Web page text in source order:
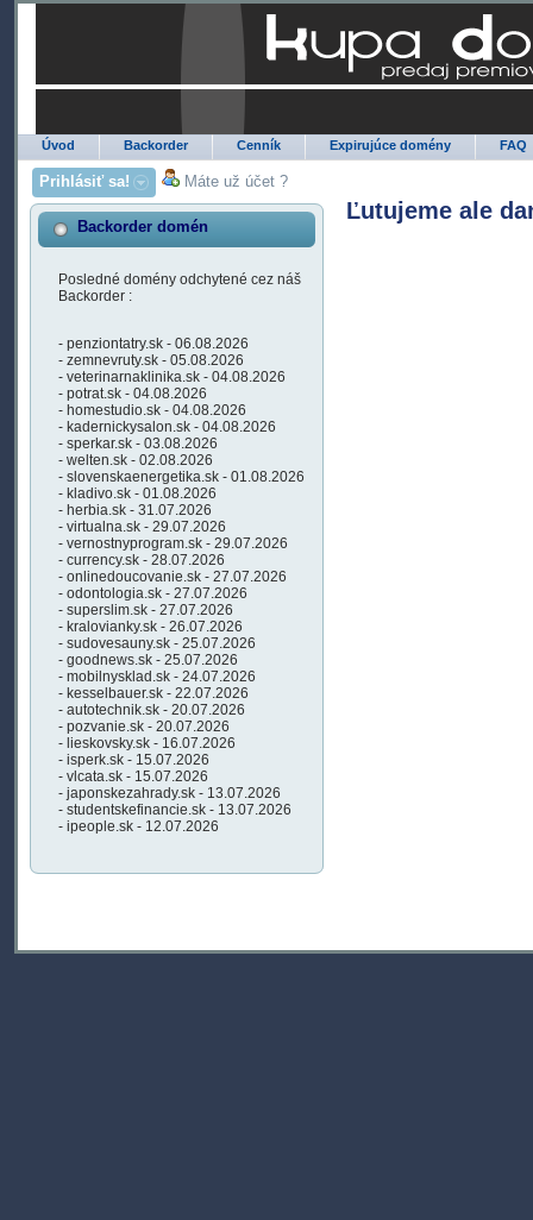
Úvod Backorder Cenník Expirujúce domény FAQ
Prihlásiť sa! Máte už účet ?
Backorder domén
Posledné domény odchytené cez náš
Backorder :
- penziontatry.sk - 06.08.2026
- zemnevruty.sk - 05.08.2026
- veterinarnaklinika.sk - 04.08.2026
- potrat.sk - 04.08.2026
- homestudio.sk - 04.08.2026
- kadernickysalon.sk - 04.08.2026
- sperkar.sk - 03.08.2026
- welten.sk - 02.08.2026
- slovenskaenergetika.sk - 01.08.2026
- kladivo.sk - 01.08.2026
- herbia.sk - 31.07.2026
- virtualna.sk - 29.07.2026
- vernostnyprogram.sk - 29.07.2026
- currency.sk - 28.07.2026
- onlinedoucovanie.sk - 27.07.2026
- odontologia.sk - 27.07.2026
- superslim.sk - 27.07.2026
- kralovianky.sk - 26.07.2026
- sudovesauny.sk - 25.07.2026
- goodnews.sk - 25.07.2026
- mobilnysklad.sk - 24.07.2026
- kesselbauer.sk - 22.07.2026
- autotechnik.sk - 20.07.2026
- pozvanie.sk - 20.07.2026
- lieskovsky.sk - 16.07.2026
- isperk.sk - 15.07.2026
- vlcata.sk - 15.07.2026
- japonskezahrady.sk - 13.07.2026
- studentskefinancie.sk - 13.07.2026
- ipeople.sk - 12.07.2026
Ľutujeme ale